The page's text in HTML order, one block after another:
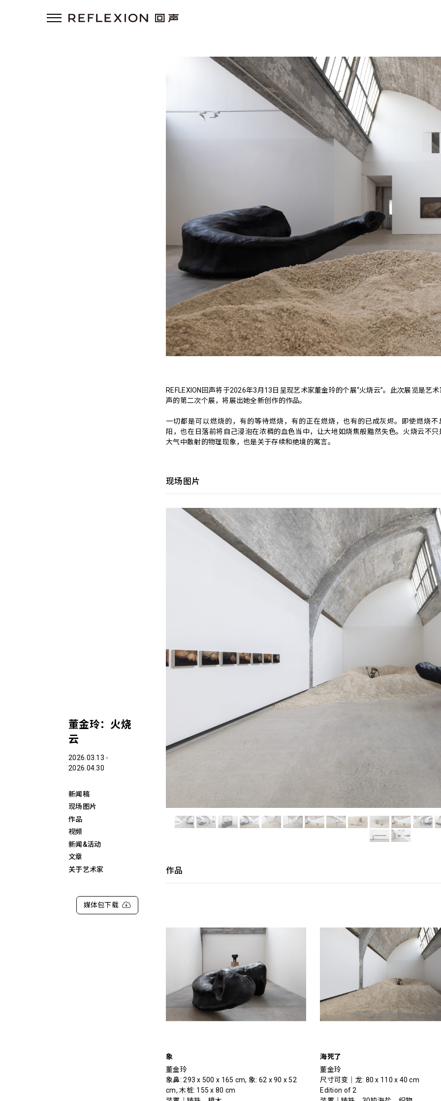
董金玲：火烧
云
2026.03.13 -
2026.04.30
新闻稿
现场图片
作品
视频
新闻&活动
文章
关于艺术家
媒体包下载
REFLEXION回声将于2026年3月13日呈现艺术家董金玲的个展“火烧云”。此次展览是艺
声的第二次个展，将展出她全新创作的作品。
一切都是可以燃烧的，有的等待燃烧，有的正在燃烧，也有的已成灰烬。即使燃烧不
阳，也在日落前将自己浸泡在浓稠的血色当中，让大地如烧焦般黯然失色。火烧云不只
大气中散射的物理现象，也是关于存续和绝境的寓言。
现场图片
作品
象
董金玲
象鼻: 293 x 500 x 165 cm, 象: 62 x 90 x 52
cm, 木桩: 155 x 80 cm
海死了
董金玲
尺寸可变｜龙: 80 x 110 x 40 cm
Edition of 2